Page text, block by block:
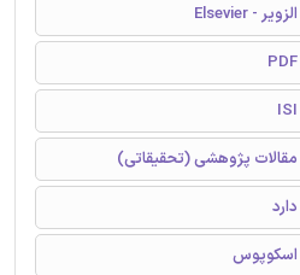
الزویر - Elsevier
PDF
ISI
مقالات پژوهشی (تحقیقاتی)
دارد
اسکوپوس